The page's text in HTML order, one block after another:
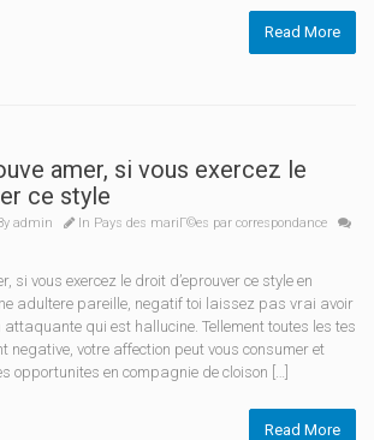
Read More
amer, si vous exercez le
ce style
admin In Pays des mariГ©es par correspondance
si vous exercez le droit d’eprouver ce style en
adultere pareille, negatif toi laissez pas vrai avoir
qui est hallucine. Tellement toutes les tes
negative, votre affection peut vous consumer et
opportunites en compagnie de cloison […]
Read More